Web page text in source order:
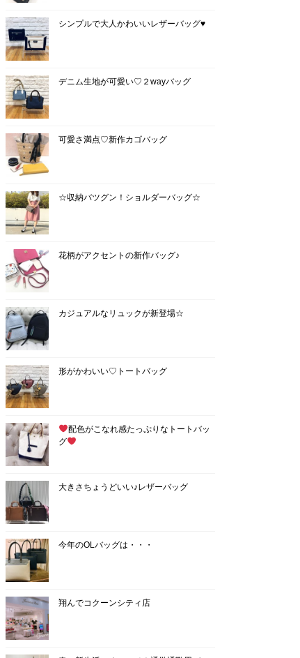
シンプルで大人かわいいレザーバッグ♥
デニム生地が可愛い♡２wayバッグ
可愛さ満点♡新作カゴバッグ
☆収納バツグン！ショルダーバッグ☆
花柄がアクセントの新作バッグ♪
カジュアルなリュックが新登場☆
形がかわいい♡トートバッグ
配色がこなれ感たっぷりなトートバッ
グ
大きさちょうどいい♪レザーバッグ
今年のOLバッグは・・・
翔んでコクーンシティ店